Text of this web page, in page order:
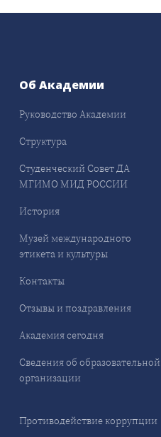
Об Академии
Руководство Академии
Структура
Студенческий Совет ДА
МГИМО МИД РОССИИ
История
Музей международного
этикета и культуры
Контакты
Отзывы и поздравления
Академия сегодня
Сведения об образовательной
организации
Противодействие коррупции